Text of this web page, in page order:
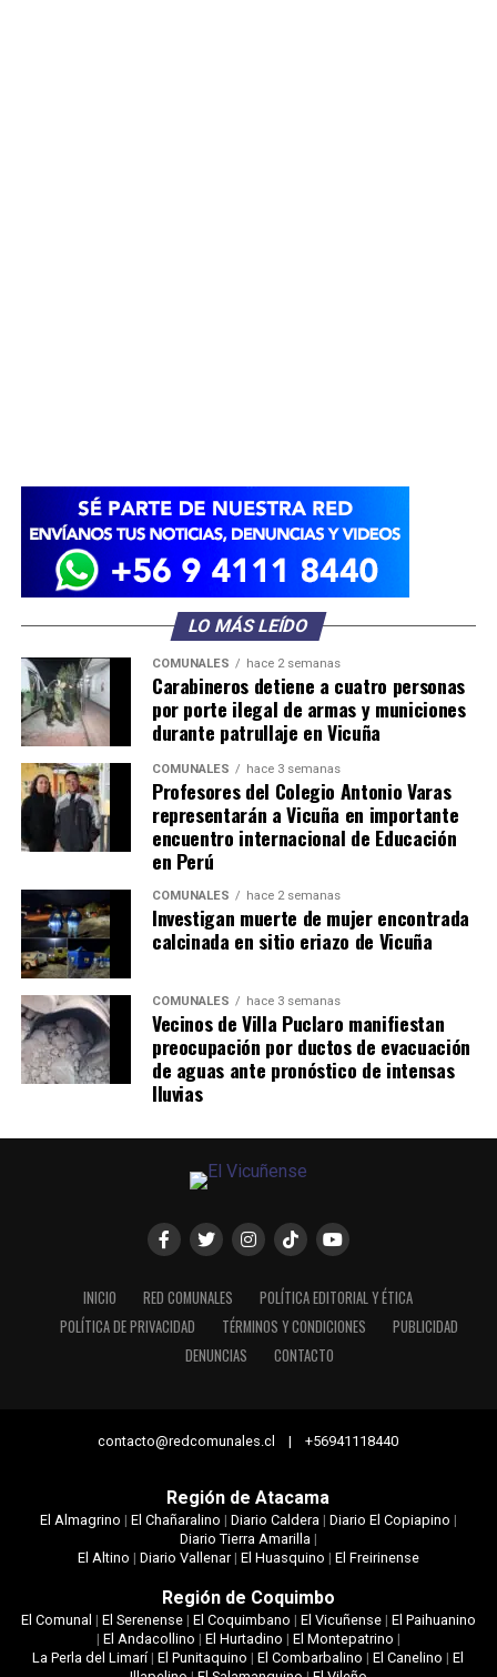
LO MÁS LEÍDO
COMUNALES hace 2 semanas
Carabineros detiene a cuatro personas
por porte ilegal de armas y municiones
durante patrullaje en Vicuña
COMUNALES hace 3 semanas
Profesores del Colegio Antonio Varas
representarán a Vicuña en importante
encuentro internacional de Educación
en Perú
COMUNALES hace 2 semanas
Investigan muerte de mujer encontrada
calcinada en sitio eriazo de Vicuña
COMUNALES hace 3 semanas
Vecinos de Villa Puclaro manifiestan
preocupación por ductos de evacuación
de aguas ante pronóstico de intensas
lluvias
INICIO RED COMUNALES
POLÍTICA EDITORIAL Y ÉTICA
POLÍTICA DE PRIVACIDAD
TÉRMINOS Y CONDICIONES
PUBLICIDAD
DENUNCIAS
CONTACTO
contacto@redcomunales.cl | +56941118440
Región de Atacama
El Almagrino | El Chañaralino | Diario Caldera| Diario El Copiapino |
Diario Tierra Amarilla|
El Altino | Diario Vallenar| El Huasquino | El Freirinense
Región de Coquimbo
El Comunal | El Serenense| El Coquimbano | El Vicuñense| El Paihuanino
| El Andacollino | El Hurtadino | El Montepatrino |
La Perla del Limarí|El Punitaquino |El Combarbalino |El Canelino |El